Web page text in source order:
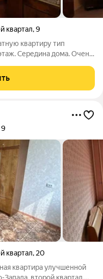
квартал,9
квартиру тип
Середина дома. Очень
освещением. Окна
9
квартал, 20
квартира улучшенной